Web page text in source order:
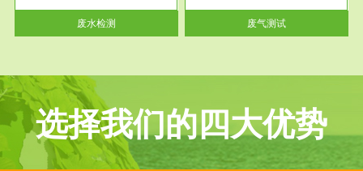
废水检测
包括...
废气测试
选择我们的四大优势